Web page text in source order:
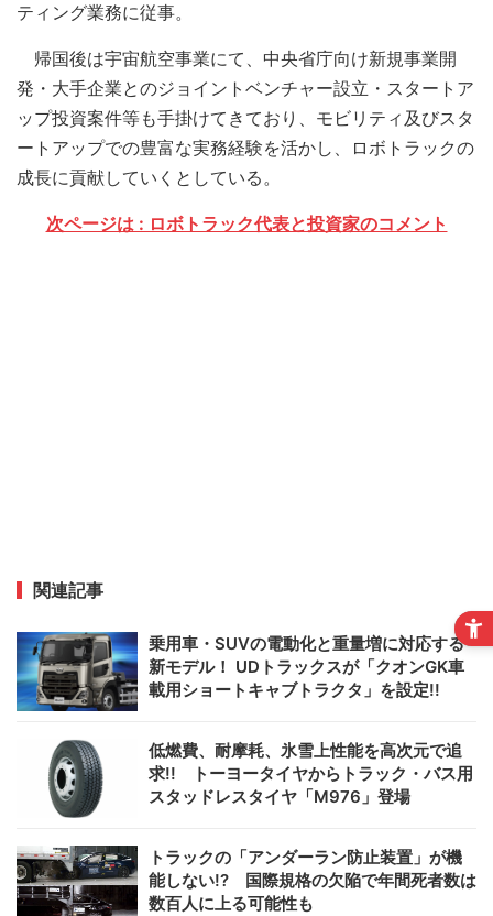
ティング業務に従事。
帰国後は宇宙航空事業にて、中央省庁向け新規事業開
発・大手企業とのジョイントベンチャー設立・スタートア
ップ投資案件等も手掛けてきており、モビリティ及びスタ
ートアップでの豊富な実務経験を活かし、ロボトラックの
成長に貢献していくとしている。
次ページは : ロボトラック代表と投資家のコメント
関連記事
乗用車・SUVの電動化と重量増に対応する
新モデル！ UDトラックスが「クオンGK車
載用ショートキャブトラクタ」を設定!!
低燃費、耐摩耗、氷雪上性能を高次元で追
求!! トーヨータイヤからトラック・バス用
スタッドレスタイヤ「M976」登場
トラックの「アンダーラン防止装置」が機
能しない!? 国際規格の欠陥で年間死者数は
数百人に上る可能性も